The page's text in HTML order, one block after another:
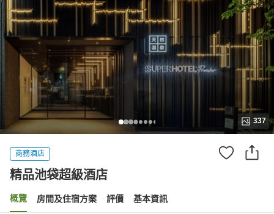
337
商務酒店
精品池袋超級酒店
概覽 房間及住宿方案 評價 基本資訊